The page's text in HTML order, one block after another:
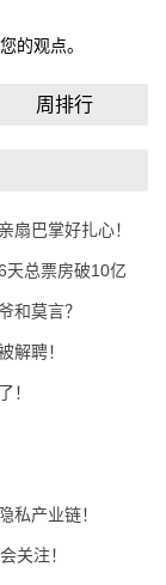
的观点。
周排行
扇巴掌好扎心！
天总票房破10亿
和莫言？
解聘！
！
私产业链！
关注！